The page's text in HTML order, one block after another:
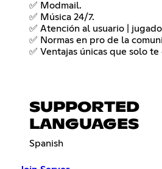
✅ Modmail.
✅ Música 24/7.
✅ Atención al usuario |
✅ Normas en pro de la
✅ Ventajas únicas que solo te
SUPPORTED
LANGUAGES
Spanish